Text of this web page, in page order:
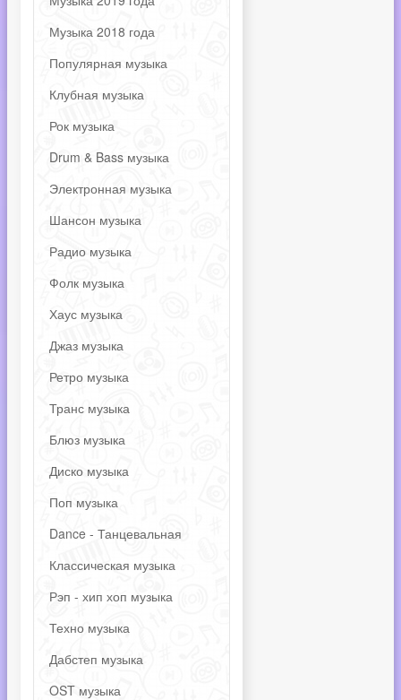
Музыка 2018 года
Популярная музыка
Клубная музыка
Рок музыка
Drum & Bass музыка
Электронная музыка
Шансон музыка
Радио музыка
Фолк музыка
Хаус музыка
Джаз музыка
Ретро музыка
Транс музыка
Блюз музыка
Диско музыка
Поп музыка
Dance - Танцевальная
Классическая музыка
Рэп - хип хоп музыка
Техно музыка
Дабстеп музыка
OST музыка